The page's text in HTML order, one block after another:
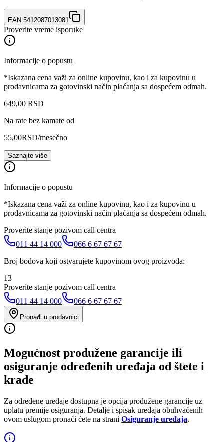
EAN:5412087013081
Proverite vreme isporuke
Informacije o popustu
*Iskazana cena važi za online kupovinu, kao i za kupovinu u
prodavnicama za gotovinski način plaćanja sa dospećem odmah.
649,00 RSD
Na rate bez kamate od
55,00RSD/mesečno
Saznajte više
Informacije o popustu
*Iskazana cena važi za online kupovinu, kao i za kupovinu u
prodavnicama za gotovinski način plaćanja sa dospećem odmah.
Proverite stanje pozivom call centra
011 44 14 000
066 6 67 67 67
Broj bodova koji ostvarujete kupovinom ovog proizvoda:
13
Proverite stanje pozivom call centra
011 44 14 000
066 6 67 67 67
Pronađi u prodavnici
Mogućnost produžene garancije ili
osiguranje određenih uređaja od štete i
krađe
Za određene uređaje dostupna je opcija produžene garancije uz
uplatu premije osiguranja. Detalje i spisak uređaja obuhvaćenih
ovom uslugom pronaći ćete na strani Osiguranje uređaja.